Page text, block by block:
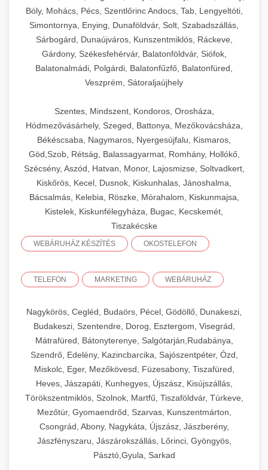
Bóly, Mohács, Pécs, Szentlőrinc Andocs, Tab, Lengyeltóti,
Simontornya, Enying, Dunaföldvár, Solt, Szabadszállás,
Sárbogárd, Dunaújváros, Kunszentmiklós, Ráckeve,
Gárdony, Székesfehérvár, Balatonföldvár, Siófok,
Balatonalmádi, Polgárdi, Balatonfűzfő, Balatonfüred,
Veszprém, Sátoraljaújhely
Szentes, Mindszent, Kondoros, Orosháza,
Hódmezővásárhely, Szeged, Battonya, Mezőkovácsháza,
Békéscsaba, Nagymaros, Nyergesújfalu, Kismaros,
Göd,Szob, Rétság, Balassagyarmat, Romhány, Hollókő,
Szécsény, Aszód, Hatvan, Monor, Lajosmizse, Soltvadkert,
Kiskőrös, Kecel, Dusnok, Kiskunhalas, Jánoshalma,
Bácsalmás, Kelebia, Röszke, Mórahalom, Kiskunmajsa,
Kistelek, Kiskunfélegyháza, Bugac, Kecskemét,
Tiszakécske
WEBÁRUHÁZ KÉSZÍTÉS OKOSTELEFON
TELEFON MARKETING WEBÁRUHÁZ
Nagykörös, Cegléd, Budaörs, Pécel, Gödöllő, Dunakeszi,
Budakeszi, Szentendre, Dorog, Esztergom, Visegrád,
Mátrafüred, Bátonyterenye, Salgótarján,Rudabánya,
Szendrő, Edelény, Kazincbarcika, Sajószentpéter, Ózd,
Miskolc, Eger, Mezőkövesd, Füzesabony, Tiszafüred,
Heves, Jászapáti, Kunhegyes, Újszász, Kisújszállás,
Törökszentmiklós, Szolnok, Martfű, Tiszaföldvár, Túrkeve,
Mezőtúr, Gyomaendrőd, Szarvas, Kunszentmárton,
Csongrád, Abony, Nagykáta, Újszász, Jászberény,
Jászfényszaru, Jászárokszállás, Lőrinci, Gyöngyös,
Pásztó,Gyula, Sarkad